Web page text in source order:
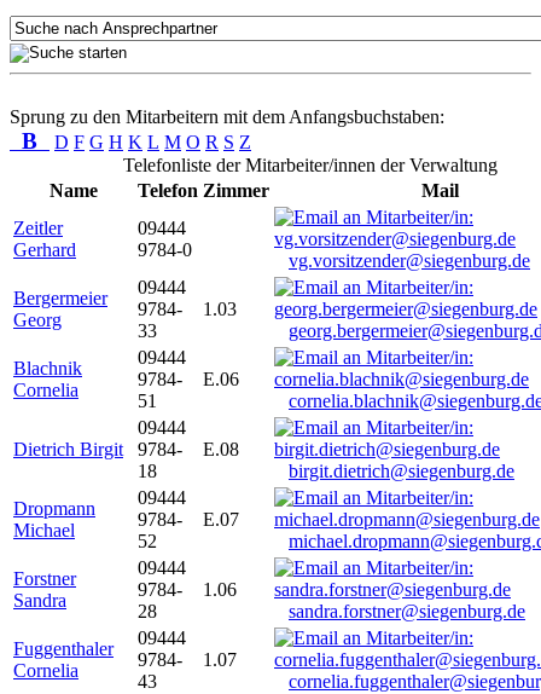
Sprung zu den Mitarbeitern mit dem Anfangsbuchstaben:
B D F G H K L M O R S Z
Telefonliste der Mitarbeiter/innen der Verwaltung
Name
Telefon Zimmer
Mail
Zeitler
Gerhard
09444
9784-0
vg.vorsitzender@siegenburg.de
Bergermeier
Georg
09444
9784-
33
1.03
Blachnik
Cornelia
09444
9784-
51
E.06
Dietrich Birgit
09444
9784-
18
E.08
birgit.dietrich@siegenburg.de
Dropmann
Michael
09444
9784-
52
E.07
Forstner
Sandra
09444
9784-
28
1.06
sandra.forstner@siegenburg.de
Fuggenthaler
Cornelia
09444
9784-
43
1.07